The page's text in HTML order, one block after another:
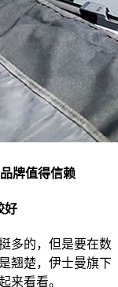
牌值得信赖
好
多的，但是要在数
翘楚，伊士曼旗下
来看看。